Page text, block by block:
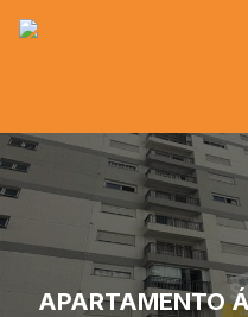
APARTAMENTO